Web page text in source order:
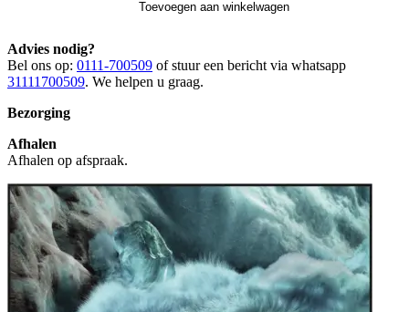
Toevoegen aan winkelwagen
Advies nodig?
Bel ons op: 0111-700509 of stuur een bericht via whatsapp
31111700509. We helpen u graag.
Bezorging
Afhalen
Afhalen op afspraak.